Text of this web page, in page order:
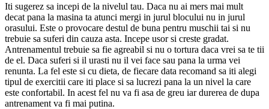
Iti sugerez sa incepi de la nivelul tau. Daca nu ai mers mai mult
decat pana la masina ta atunci mergi in jurul blocului nu in jurul
orasului. Este o provocare destul de buna pentru muschii tai si nu
trebuie sa suferi din cauza asta. Incepe usor si creste gradat.
Antrenamentul trebuie sa fie agreabil si nu o tortura daca vrei sa te tii
de el. Daca suferi si il urasti nu il vei face sau pana la urma vei
renunta. La fel este si cu dieta, de fiecare data recomand sa iti alegi
tipul de exercitii care iti place si sa lucrezi pana la un nivel la care
este confortabil. In acest fel nu va fi asa de greu iar durerea de dupa
antrenament va fi mai putina.